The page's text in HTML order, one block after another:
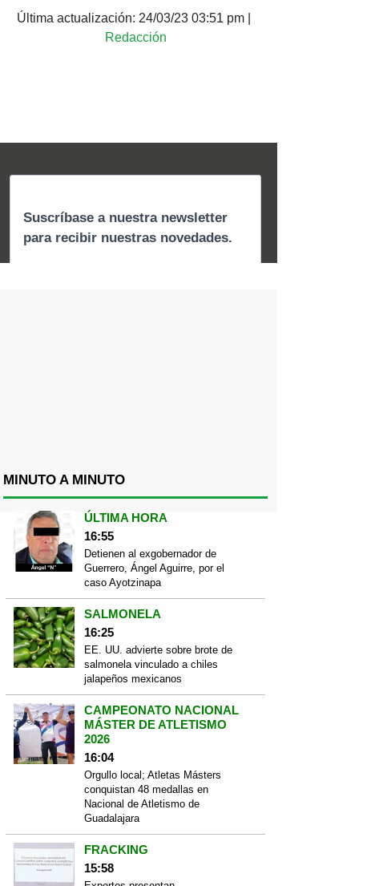
Última actualización: 24/03/23 03:51 pm
Redacción
MINUTO A MINUTO
ÚLTIMA HORA
16:55
Detienen al exgobernador de
Guerrero, Ángel Aguirre, por el
caso Ayotzinapa
SALMONELA
16:25
EE. UU. advierte sobre brote de
salmonela vinculado a chiles
jalapeños mexicanos
CAMPEONATO NACIONAL
MÁSTER DE ATLETISMO
2026
16:04
Orgullo local; Atletas Másters
conquistan 48 medallas en
Nacional de Atletismo de
Guadalajara
FRACKING
15:58